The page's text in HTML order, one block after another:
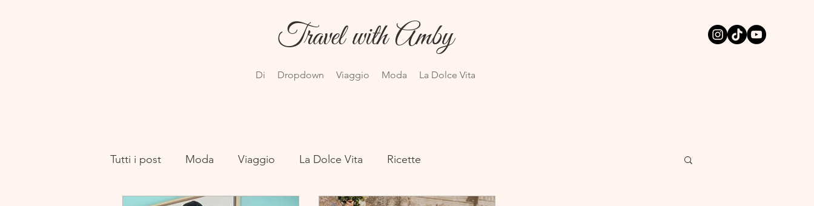
Travel with Amby
Di Dropdown Viaggio Moda La Dolce Vita
Tutti i post Moda Viaggio La Dolce Vita Ricette